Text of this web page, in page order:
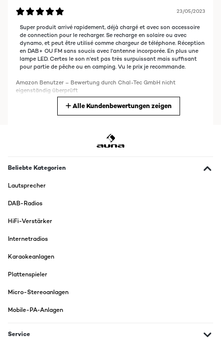
23/05/2023
Super produit arrivé rapidement, déjà chargé et avec son accessoire
de connection pour le recharger. Se recharge en solaire ou avec
dynamo, et peut être utilisé comme chargeur de téléphone. Réception
en DAB+ OU FM sans soucis avec l'antenne incorporée. En plus une
lampe LED. Certes le son n'est pas très surpuissant mais suffisant
pour partie de pêche ou en camping. Vu le prix je recommande.
Amazon Benutzer – Bewertung durch Chal-Tec GmbH nicht
eigenständig überprüft
La usamos el finde pasado cuando fuimos por ahí en la furgo y
el cable está genial. Pero luego descubrimos que también carga con
Además la batería dura mucho. Tiene una luz que se carga
antena para sintonizar la radio... Me parece muy práctica y me gusta
Amazon Benutzer – Bewertung durch Chal-Tec GmbH nicht
Alle Kundenbewertungen zeigen
Beliebte Kategorien
Lautsprecher
DAB-Radios
HiFi-Verstärker
Internetradios
Karaokeanlagen
Plattenspieler
Micro-Stereoanlagen
Mobile-PA-Anlagen
Service